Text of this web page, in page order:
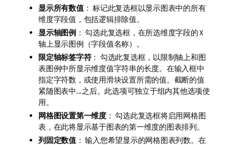
显示所有数值： 标记此复选框以显示图表中的所有
维度字段值，包括逻辑排除值。
显示轴图例： 勾选此复选框，在所选维度字段的 X
轴上显示图例（字段值名称）。
限定轴标签字符： 勾选此复选框，以限制轴上和图
表图例中所显示维度值字符串的长度。在输入框中
指定字符数，或使用滑块设置所需的值。截断的值
紧随图表中...之后。此选项可独立于组内其他选项使
用。
网格图设置第一维度： 勾选此复选框将启用网格图
表，在此将显示基于图表的第一维度的图表排列。
列固定数值： 输入您希望显示的网格图表列数。在